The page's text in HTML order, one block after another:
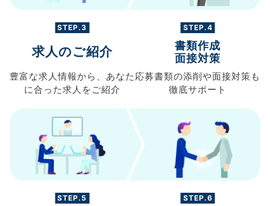
STEP.3
求人のご紹介
豊富な求人情報から、 あなた
に合った求人を ご紹介
STEP.4
書類作成
面接対策
応募書類の添削や面接対策も
徹底サポート
STEP.5 STEP.6